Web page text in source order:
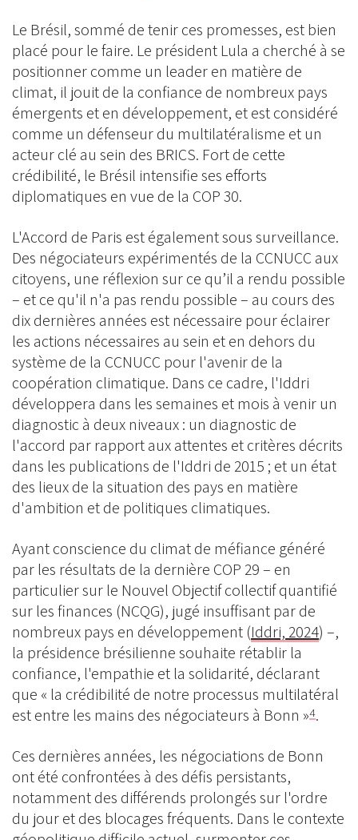
Le Brésil, sommé de tenir ces promesses, est bien
placé pour le faire. Le président Lula a cherché à se
positionner comme un leader en matière de
climat, il jouit de la confiance de nombreux pays
émergents et en développement, et est considéré
comme un défenseur du multilatéralisme et un
acteur clé au sein des BRICS. Fort de cette
crédibilité, le Brésil intensifie ses efforts
diplomatiques en vue de la COP 30.
L'Accord de Paris est également sous surveillance.
Des négociateurs expérimentés de la CCNUCC aux
citoyens, une réflexion sur ce qu’il a rendu possible
– et ce qu'il n'a pas rendu possible – au cours des
dix dernières années est nécessaire pour éclairer
les actions nécessaires au sein et en dehors du
système de la CCNUCC pour l'avenir de la
coopération climatique. Dans ce cadre, l'Iddri
développera dans les semaines et mois à venir un
diagnostic à deux niveaux : un diagnostic de
l'accord par rapport aux attentes et critères décrits
dans les publications de l'Iddri de 2015 ; et un état
des lieux de la situation des pays en matière
d'ambition et de politiques climatiques.
Ayant conscience du climat de méfiance généré
par les résultats de la dernière COP 29 – en
particulier sur le Nouvel Objectif collectif quantifié
sur les finances (NCQG), jugé insuffisant par de
nombreux pays en développement (Iddri, 2024) –,
la présidence brésilienne souhaite rétablir la
confiance, l'empathie et la solidarité, déclarant
que « la crédibilité de notre processus multilatéral
est entre les mains des négociateurs à Bonn »4.
Ces dernières années, les négociations de Bonn
ont été confrontées à des défis persistants,
notamment des différends prolongés sur l'ordre
du jour et des blocages fréquents. Dans le contexte